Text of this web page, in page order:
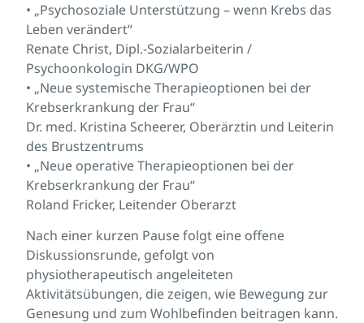
• „Psychosoziale Unterstützung – wenn Krebs das
Leben verändert“
Renate Christ, Dipl.-Sozialarbeiterin /
Psychoonkologin DKG/WPO
• „Neue systemische Therapieoptionen bei der
Krebserkrankung der Frau“
Dr. med. Kristina Scheerer, Oberärztin und Leiterin
des Brustzentrums
• „Neue operative Therapieoptionen bei der
Krebserkrankung der Frau“
Roland Fricker, Leitender Oberarzt
Nach einer kurzen Pause folgt eine offene
Diskussionsrunde, gefolgt von
physiotherapeutisch angeleiteten
Aktivitätsübungen, die zeigen, wie Bewegung zur
Genesung und zum Wohlbefinden beitragen kann.